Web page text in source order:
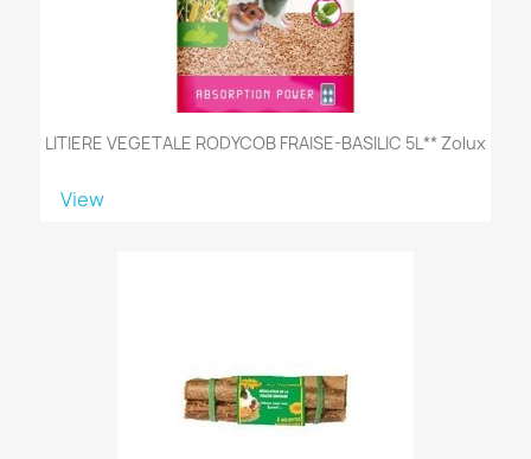
LITIERE VEGETALE RODYCOB FRAISE-BASILIC 5L** Zolux
View